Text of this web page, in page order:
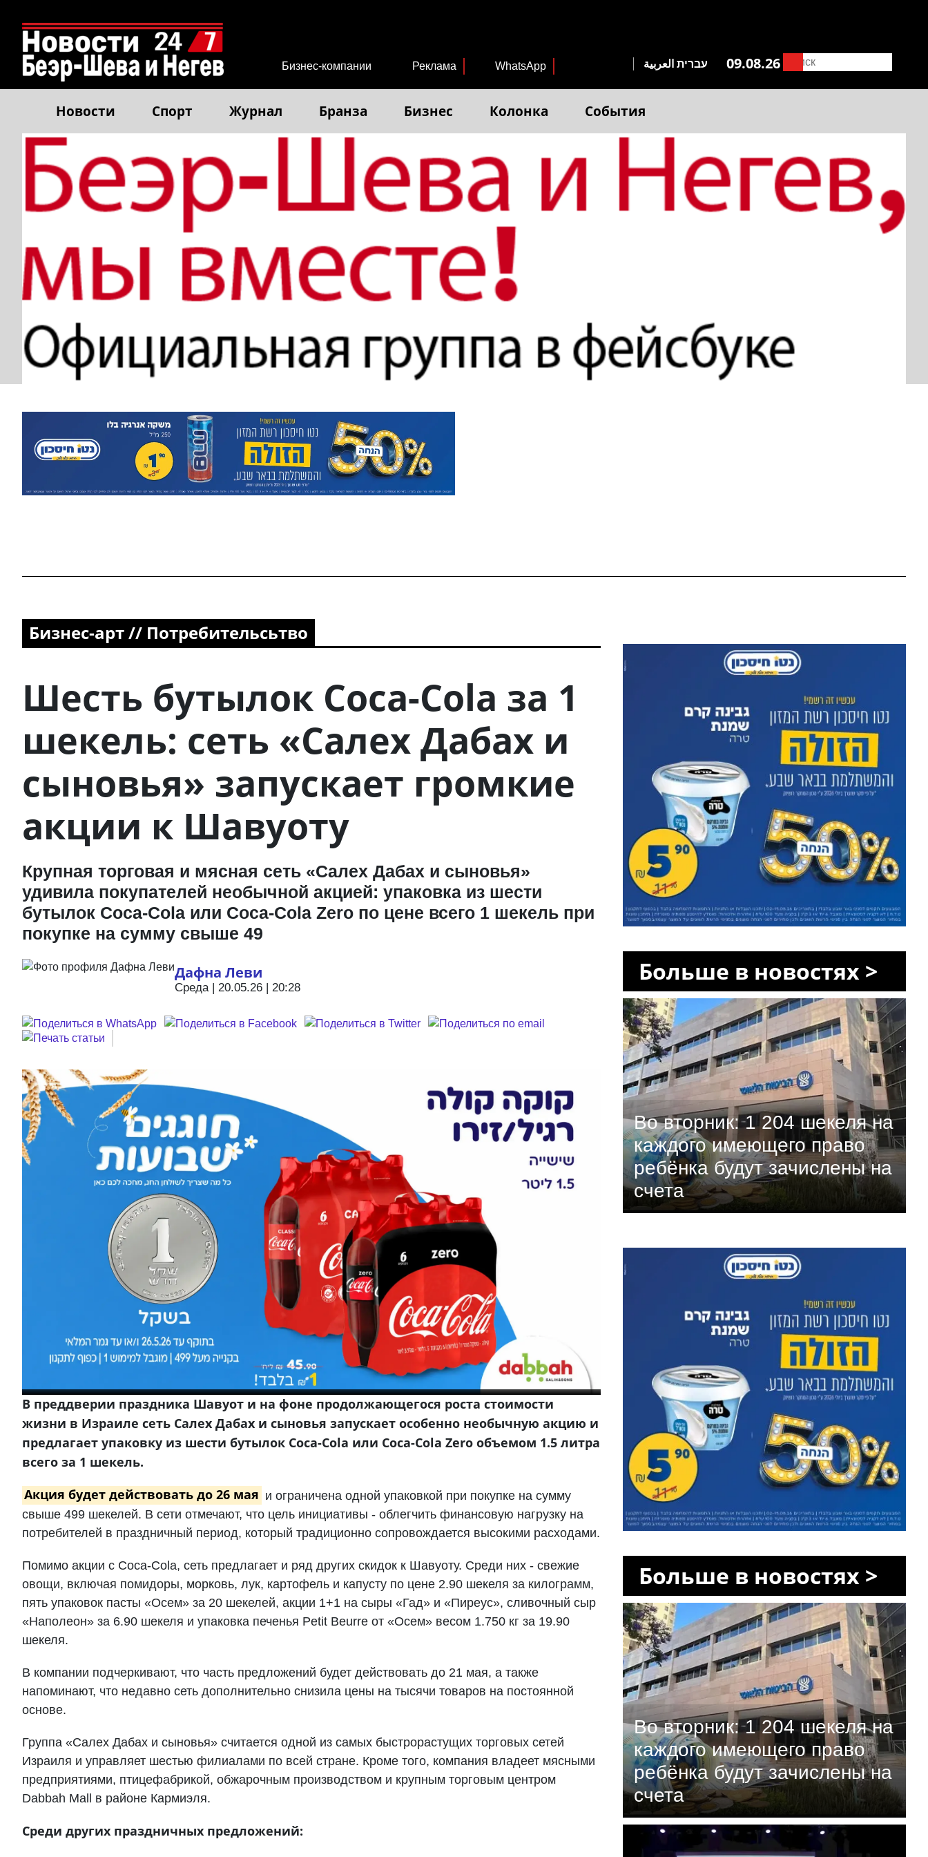
Бизнес-компании Реклама WhatsApp 09.08.26 עבריתالعربية
Новости Спорт Журнал Бранза Бизнес Колонка События
Бизнес-арт // Потребительсьтво
Шесть бутылок Coca-Cola за 1
шекель: сеть «Салех Дабах и
сыновья» запускает громкие
акции к Шавуоту
Крупная торговая и мясная сеть «Салех Дабах и сыновья»
удивила покупателей необычной акцией: упаковка из шести
бутылок Coca-Cola или Coca-Cola Zero по цене всего 1 шекель при
покупке на сумму свыше 49
Дафна Леви
Среда | 20.05.26 | 20:28
В преддверии праздника Шавуот и на фоне продолжающегося роста стоимости
жизни в Израиле сеть Салех Дабах и сыновья запускает особенно необычную акцию и
предлагает упаковку из шести бутылок Coca-Cola или Coca-Cola Zero объемом 1.5 литра
всего за 1 шекель.
Акция будет действовать до 26 мая и ограничена одной упаковкой при покупке на сумму
свыше 499 шекелей. В сети отмечают, что цель инициативы - облегчить финансовую нагрузку на
потребителей в праздничный период, который традиционно сопровождается высокими расходами.
Помимо акции с Coca-Cola, сеть предлагает и ряд других скидок к Шавуоту. Среди них - свежие
овощи, включая помидоры, морковь, лук, картофель и капусту по цене 2.90 шекеля за килограмм,
пять упаковок пасты «Осем» за 20 шекелей, акции 1+1 на сыры «Гад» и «Пиреус», сливочный сыр
«Наполеон» за 6.90 шекеля и упаковка печенья Petit Beurre от «Осем» весом 1.750 кг за 19.90
шекеля.
В компании подчеркивают, что часть предложений будет действовать до 21 мая, а также
напоминают, что недавно сеть дополнительно снизила цены на тысячи товаров на постоянной
основе.
Группа «Салех Дабах и сыновья» считается одной из самых быстрорастущих торговых сетей
Израиля и управляет шестью филиалами по всей стране. Кроме того, компания владеет мясными
предприятиями, птицефабрикой, обжарочным производством и крупным торговым центром
Dabbah Mall в районе Кармиэля.
Среди других праздничных предложений:
Больше в новостях >
Во вторник: 1 204 шекеля на
каждого имеющего право
ребёнка будут зачислены на
счета
Больше в новостях >
Во вторник: 1 204 шекеля на
каждого имеющего право
ребёнка будут зачислены на
счета